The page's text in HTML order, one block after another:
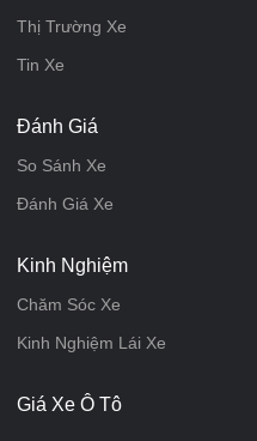
Thị Trường Xe
Tin Xe
Đánh Giá
So Sánh Xe
Đánh Giá Xe
Kinh Nghiệm
Chăm Sóc Xe
Kinh Nghiệm Lái Xe
Giá Xe Ô Tô